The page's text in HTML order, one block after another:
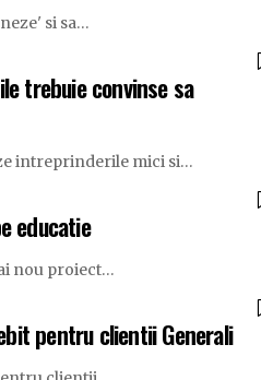
si sa…
trebuie convinse sa
intreprinderile mici si…
educatie
nou proiect…
pentru clientii Generali